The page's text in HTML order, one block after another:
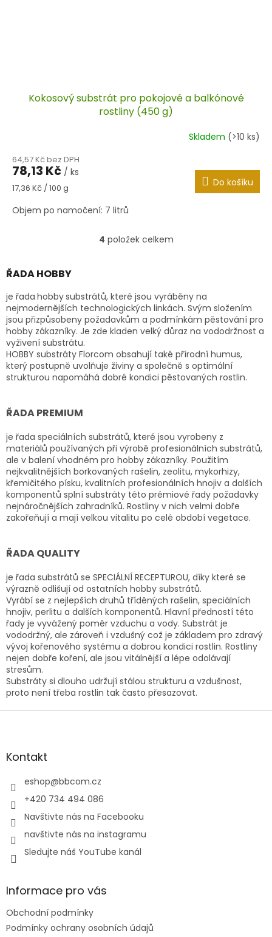
Kokosový substrát pro pokojové a balkónové
rostliny (450 g)
Skladem (>10 ks)
64,57 Kč bez DPH
78,13 Kč / ks
Měrná
17,36 Kč / 100 g Do košíku
Objem po namočení: 7 litrů
O
d
a
c
í
p
r
v
k
y
s
u
4 položek celkem
ŘADA HOBBY
je řada hobbysubstrátů, které jsou vyráběny na
nejmodernějších technologických linkách. Svým složením
jsou přizpůsobeny požadavkům a podmínkám pěstování pro
hobby zákazníky. Je zde kladen velký důraz na vododržnost a
vyživení substrátu.
HOBBY substráty Florcom obsahují také přírodní humus,
který postupně uvolňuje živiny a společně s optimální
strukturou napomáhá dobré kondici pěstovaných rostlin.
ŘADA PREMIUM
je řada speciálních substrátů, které jsou vyrobeny z
materiálů používaných při výrobě profesionálních substrátů,
ale v balení vhodném pro hobby zákazníky. Použitím
nejkvalitnějších borkovaných rašelin, zeolitu, mykorhizy,
křemičitého písku, kvalitních profesionálních hnojiv a dalších
komponentů splní substráty této prémiové řady požadavky
nejnáročnějších zahradníků. Rostliny v nich velmi dobře
zakořeňují a mají velkou vitalitu po celé období vegetace.
ŘADA QUALITY
je řada substrátů se SPECIÁLNÍ RECEPTUROU, díky které se
výrazně odlišují od ostatních hobby substrátů.
Vyrábí se z nejlepších druhů tříděných rašelin, speciálních
hnojiv, perlitu a dalších komponentů. Hlavní předností této
řady je vyvážený poměr vzduchu a vody. Substrát je
vododržný, ale zároveň i vzdušný což je základem pro zdravý
vývoj kořenového systému a dobrou kondici rostlin. Rostliny
nejen dobře koření, ale jsou vitálnější a lépe odolávají
stresům.
Substráty si dlouho udržují stálou strukturu a vzdušnost,
proto není třeba rostlin tak často přesazovat.
Z
aKontakt
eshop@bbcom.cz
+420 734 494 086
Navštivte nás na Facebooku
navštivte nás na instagramu
Sledujte náš YouTube kanál
Informace pro vás
Obchodní podmínky
Podmínky ochrany osobních údajů